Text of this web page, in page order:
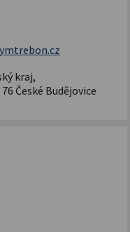
kraj,
České Budějovice